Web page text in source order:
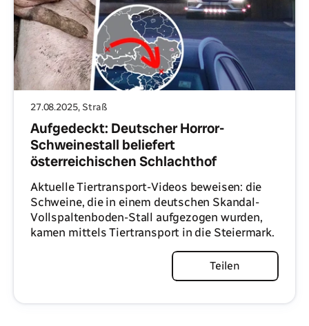
27.08.2025, Straß
Aufgedeckt: Deutscher Horror-
Schweinestall beliefert
österreichischen Schlachthof
Aktuelle Tiertransport-Videos beweisen: die
Schweine, die in einem deutschen Skandal-
Vollspaltenboden-Stall aufgezogen wurden,
kamen mittels Tiertransport in die Steiermark.
Teilen